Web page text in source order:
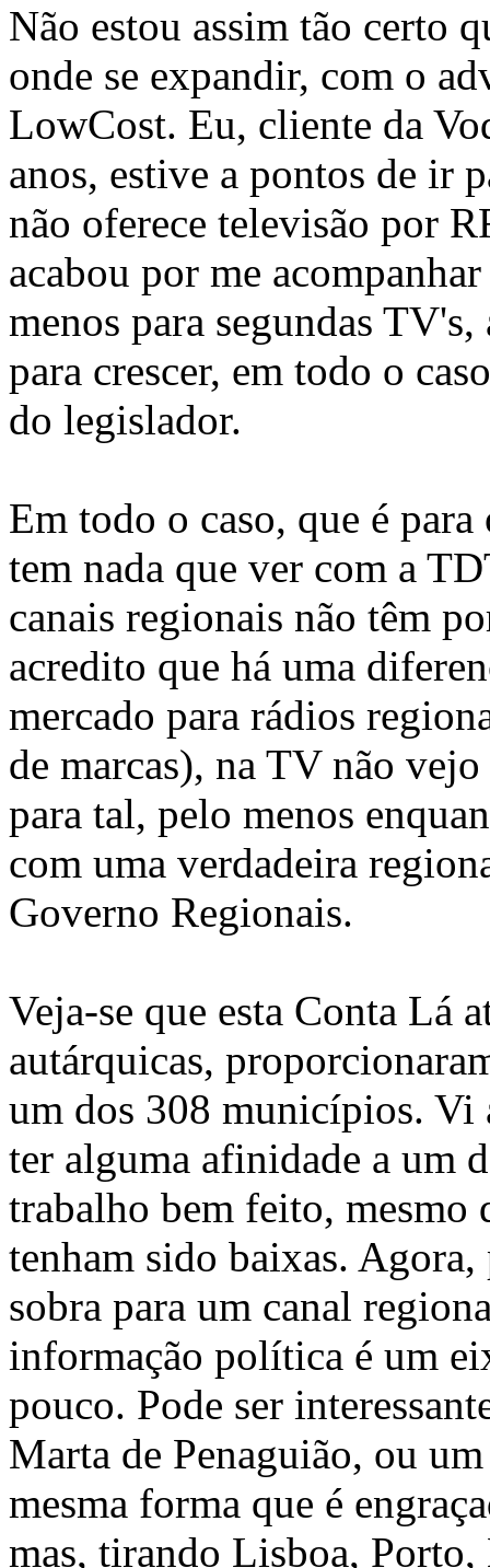
Não estou assim tão certo
onde se expandir, com o
LowCost. Eu, cliente da
anos, estive a pontos de ir
não oferece televisão por
acabou por me
menos para segundas
para crescer, em todo o
do legislador.
Em todo o caso, que é
tem nada que ver com a
canais regionais não têm
acredito que há uma
mercado para rádios
de marcas), na TV não
para tal, pelo menos
com uma verdadeira
Governo Regionais.
Veja-se que esta Conta Lá
autárquicas,
um dos 308 municípios. Vi
ter alguma afinidade a um
trabalho bem feito, mesmo
tenham sido baixas. Agora,
sobra para um canal
informação política é um
pouco. Pode ser
Marta de Penaguião, ou
mesma forma que é
mas, tirando Lisboa,